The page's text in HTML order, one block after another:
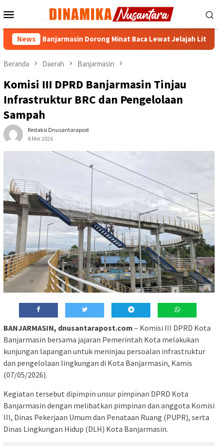
ke
Mobile
News
PAUD Banjarmasin Dorong Minat Baca Lewat Jelajah Literasi
Beranda Daerah Banjarmasin
Komisi III DPRD Banjarmasin Tinjau
Infrastruktur BRC dan Pengelolaan
Sampah
Redaksi Dnusantarapost
8 Mei 2026
BANJARMASIN, dnusantarapost.com – Komisi III DPRD Kota
Banjarmasin bersama jajaran Pemerintah Kota melakukan
kunjungan lapangan untuk meninjau persoalan infrastruktur
dan pengelolaan lingkungan di Kota Banjarmasin, Kamis
(07/05/2026).
Kegiatan tersebut dipimpin unsur pimpinan DPRD Kota
Banjarmasin dengan melibatkan pimpinan dan anggota Komisi
III, Dinas Pekerjaan Umum dan Penataan Ruang (PUPR), serta
Dinas Lingkungan Hidup (DLH) Kota Banjarmasin.